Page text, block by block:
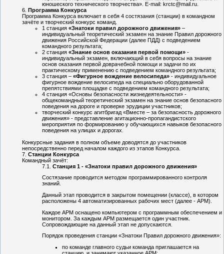
юношеского технического творчества». E-mail: krctc@mail.ru.
Программа Конкурса
Программа Конкурса включает в себя 4 состязания (станции) в командном
зачёте и творческий конкурс команд.
1 станция «Знатоки правил дорожного движения» –
индивидуальный теоретический экзамен на знание Правил дорожного
движения Российской Федерации (далее ПДД) с подведением
командного результата;
2 станция «Знание основ оказания первой помощи» -
индивидуальный экзамен, включающий в себя вопросы на знание
основ оказания первой доврачебной помощи и задачи по их
практическому применению с подведением командного результата;
3 станция – «Фигурное вождение велосипеда» - индивидуальное
фигурное вождение велосипеда на специально оборудованной
препятствиями площадке с подведением командного результата;
4 станция «Основы безопасности жизнедеятельности» -
общекомандный теоретический экзамен на знание основ безопасного
поведения на дороге и проверке эрудиции участников;
творческий конкурс агитбригад «Вместе – за безопасность дорожного
движения» - представление агитационно-пропагандистского
мероприятия по формированию у обучающихся навыков безопасного
поведения на улицах и дорогах.
Конкурсные задания в полном объеме доводятся до участников
непосредственно перед началом каждого из этапов Конкурса.
Станции Конкурса
Командный зачёт:
Станция 1 - «Знатоки правил дорожного движения»
Состязание проводится методом программированного контроля
знаний.
Данный этап проводится в закрытом помещении (классе), в котором
расположены 4 автоматизированных рабочих мест (далее - АРМ).
Каждое АРМ оснащено компьютером с программным обеспечением и
монитором. За каждым АРМ размещается один участник.
Сопровождающие на данный этап не допускаются.
Порядок проведения станции «Знатоки Правил дорожного движения»:
по команде главного судьи команда приглашается на